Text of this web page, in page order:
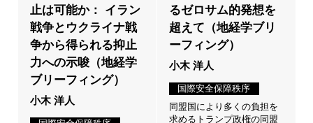
止は可能か： イラン
戦争とウクライナ戦
争から得られる抑止
力への示唆（地経学
ブリーフィング）
小木 洋人
るゼロサム的発想を
超えて（地経学ブリ
ーフィング）
小木 洋人
国際安全保障秩序
同盟国により多くの負担を
求めるトランプ政権の同盟